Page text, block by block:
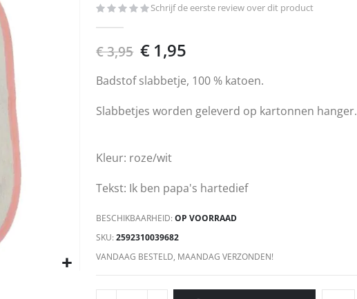
Schrijf de eerste review over dit product
€ 3,95 € 1,95
Badstof slabbetje, 100 % katoen.
Slabbetjes worden geleverd op kartonnen hanger.
Kleur: roze/wit
Tekst: Ik ben papa's hartedief
BESCHIKBAARHEID: OP VOORRAAD
SKU 2592310039682
VANDAAG BESTELD, MAANDAG VERZONDEN!